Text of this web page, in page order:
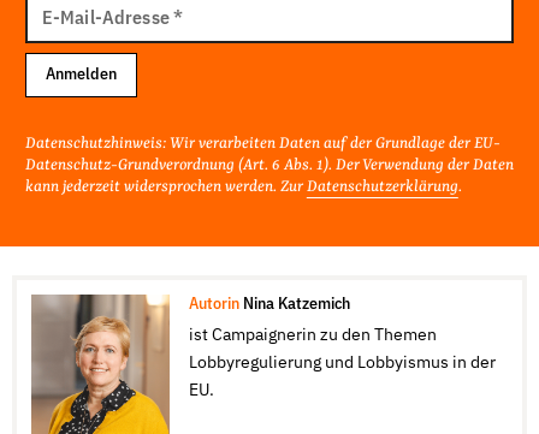
Mail
Adresse
E-Mail-Adresse*
Anmelden
Datenschutzhinweis: Wir verarbeiten Daten auf der Grundlage der EU-
Datenschutz-Grundverordnung (Art. 6 Abs. 1). Der Verwendung der Daten
kann jederzeit widersprochen werden. Zur Datenschutzerklärung.
Autorin Nina Katzemich
ist Campaignerin zu den Themen
Lobbyregulierung und Lobbyismus in der
EU.